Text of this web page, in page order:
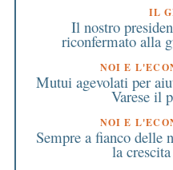
IL
Il nostro
riconfermato alla
NOI E
Mutui agevolati per
Varese il
NOI E
Sempre a fianco delle
la